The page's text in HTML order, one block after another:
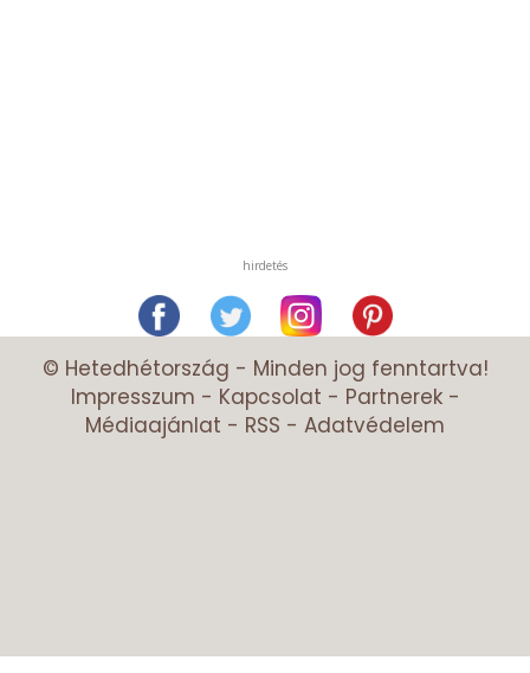
hirdetés
© Hetedhétország - Minden jog fenntartva!
Impresszum - Kapcsolat - Partnerek-
Médiaajánlat - RSS - Adatvédelem